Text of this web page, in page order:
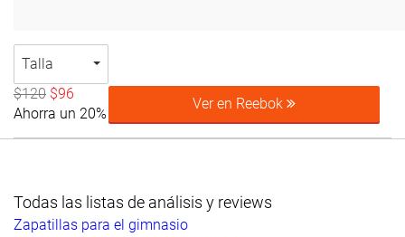
Talla
$120 $96
Ahorra un 20%
Ver en Reebok
Todas las listas de análisis y reviews
Zapatillas para el gimnasio